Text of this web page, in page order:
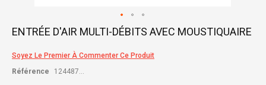
Skip
beginning
of
ENTRÉE D'AIR MULTI-DÉBITS AVEC MOUSTIQUAIRE
Soyez Le Premier À Commenter Ce Produit
Référence
124487...